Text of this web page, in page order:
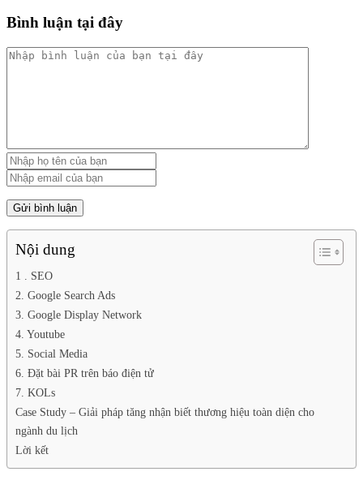
Bình luận tại đây
Nội dung
1 . SEO
2. Google Search Ads
3. Google Display Network
4. Youtube
5. Social Media
6. Đặt bài PR trên báo điện tử
7. KOLs
Case Study – Giải pháp tăng nhận biết thương hiệu toàn diện cho
ngành du lịch
Lời kết